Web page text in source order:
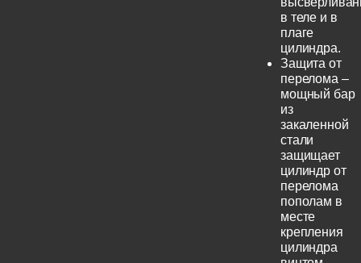
в теле и в
плаге
цилиндра.
Защита от
перелома –
мощный бар
из
закаленной
стали
защищает
цилиндр от
перелома
пополам в
месте
крепления
цилиндра